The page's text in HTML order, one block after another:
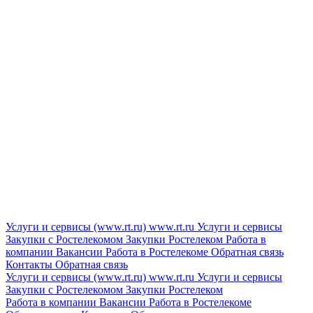
Услуги и сервисы (www.rt.ru) www.rt.ru Услуги и сервисы
Закупки с Ростелекомом Закупки Ростелеком Работа в
компании Вакансии Работа в Ростелекоме Обратная связь
Контакты Обратная связь
Услуги и сервисы (www.rt.ru) www.rt.ru Услуги и сервисы
Закупки с Ростелекомом Закупки Ростелеком
Работа в компании Вакансии Работа в Ростелекоме